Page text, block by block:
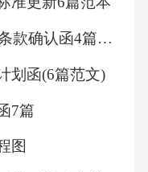
活动短杆，杆
认为由于右侧重
较大，转轮会沿
_的原理，无需
是不能实现的.1
，当闭合S1，S2
2026年秋季订货会合同条款确认函4篇范文
划函(6篇范文)
7篇
图